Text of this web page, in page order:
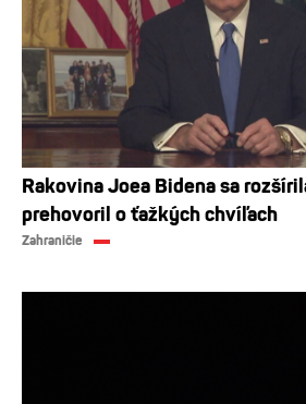
Rakovina Joea Bidena sa
prehovoril o ťažkých chvíľach
Zahraničie